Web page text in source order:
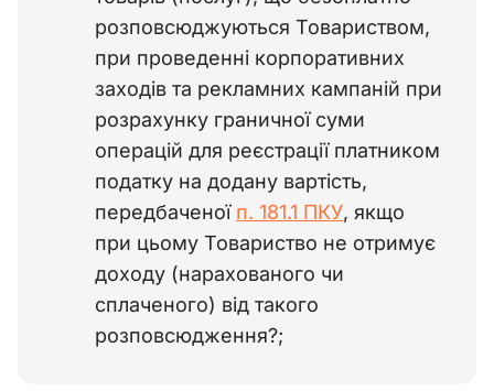
розповсюджуються Товариством,
при проведенні корпоративних
заходів та рекламних кампаній при
розрахунку граничної суми
операцій для реєстрації платником
податку на додану вартість,
передбаченої п. 181.1 ПКУ, якщо
при цьому Товариство не отримує
доходу (нарахованого чи
сплаченого) від такого
розповсюдження?;